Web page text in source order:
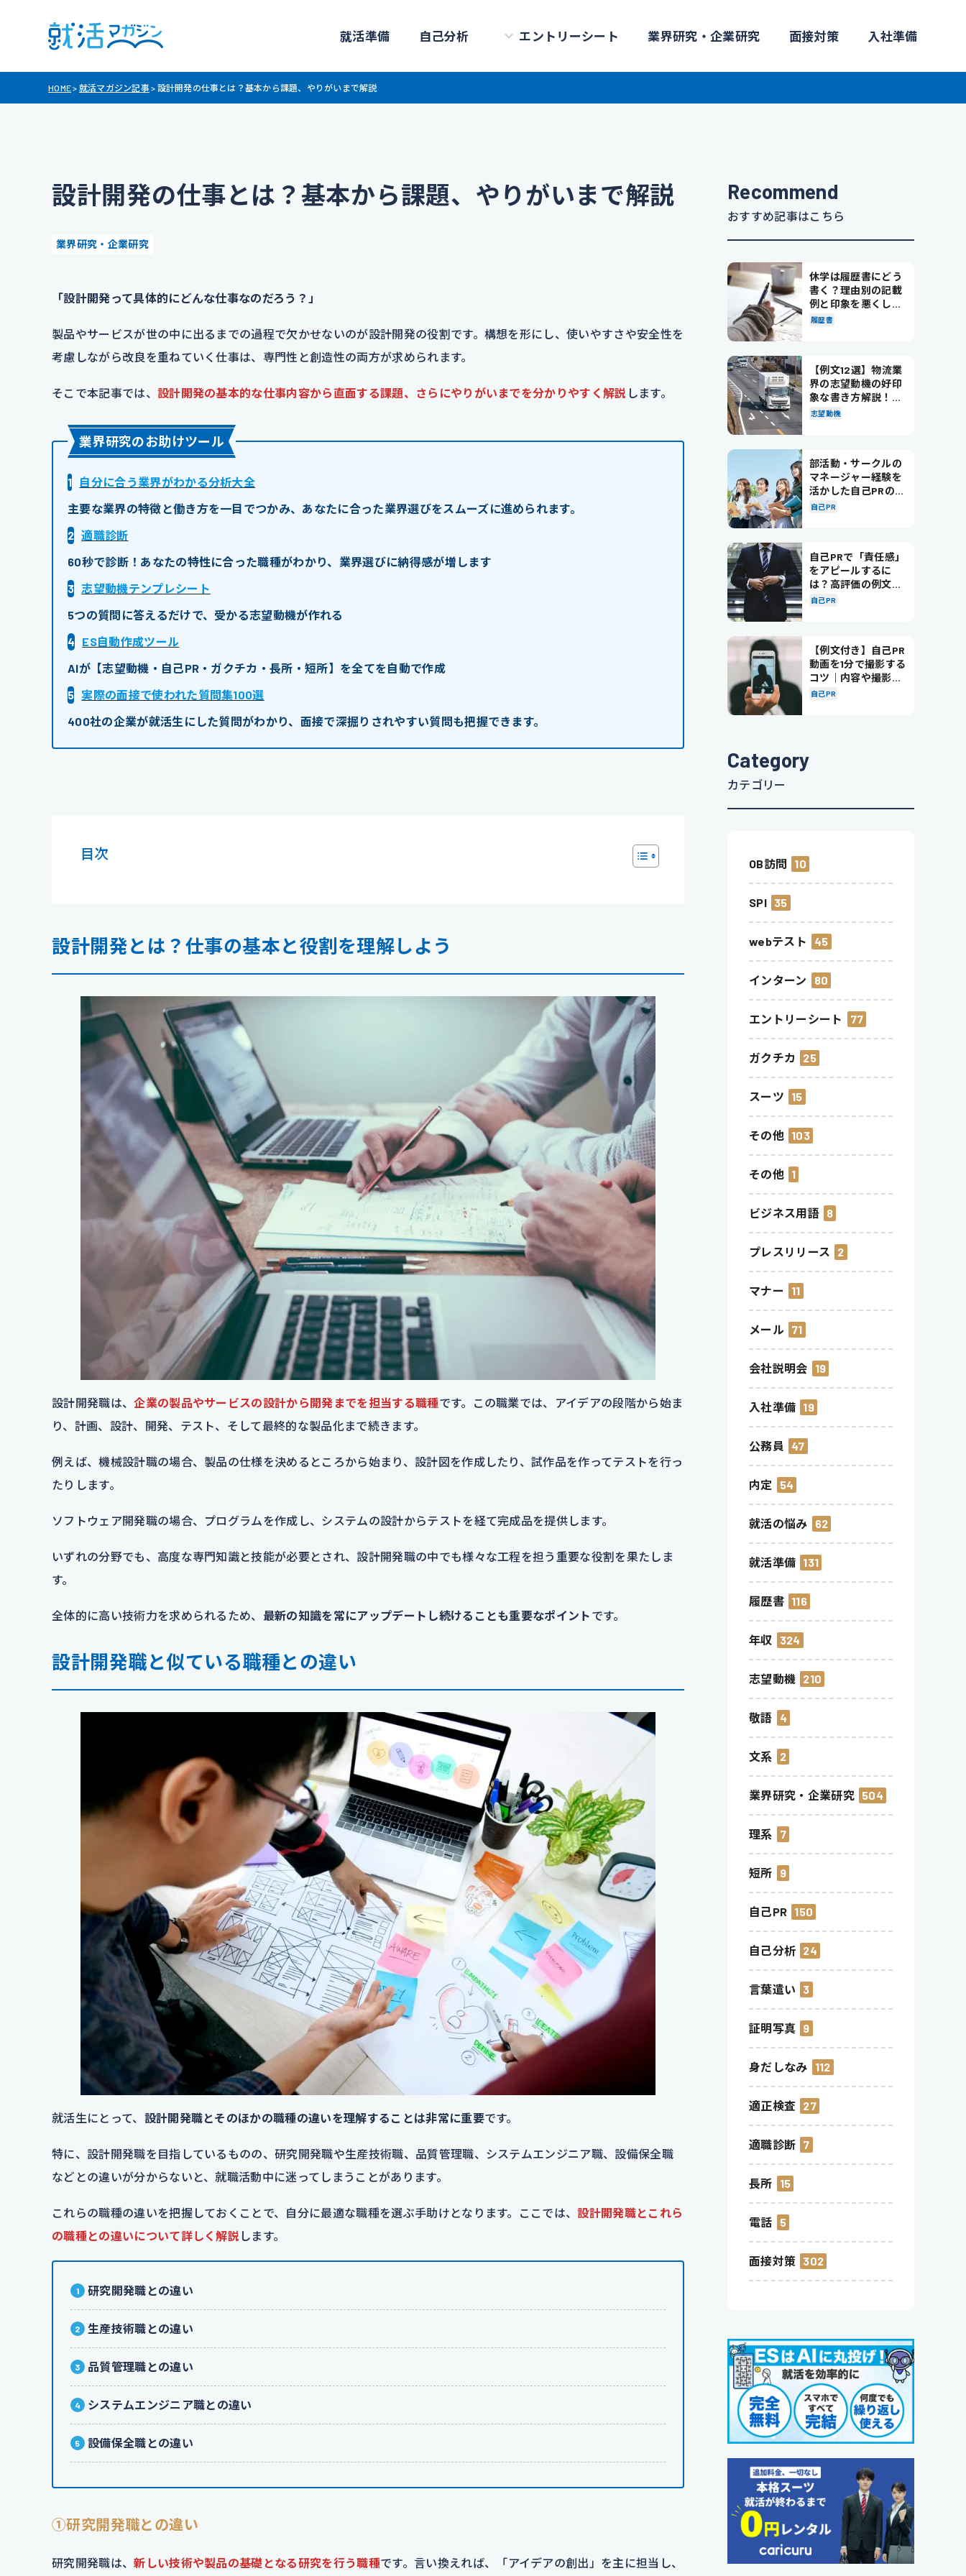
就活準備 自己分析 エントリーシート 業界研究・企業研究 面接対策 入社準備
HOME> 就活マガジン記事 > 設計開発の仕事とは？基本から課題、やりがいまで解説
設計開発の仕事とは？基本から課題、やりがいまで解説
業界研究・企業研究
「設計開発って具体的にどんな仕事なのだろう？」
製品やサービスが世の中に出るまでの過程で欠かせないのが設計開発の役割です。構想を形にし、使いやすさや安全性を
考慮しながら改良を重ねていく仕事は、専門性と創造性の両方が求められます。
そこで本記事では、 設計開発の基本的な仕事内容から直面する課題、さらにやりがいまでを分かりやすく解説 します。
業界研究のお助けツール
1
自分に合う業界がわかる分析大全
主要な業界の特徴と働き方を一目でつかみ、あなたに合った業界選びをスムーズに進められます。
2 適職診断
60秒で診断！あなたの特性に合った職種がわかり、業界選びに納得感が増します
3 志望動機テンプレシート
5つの質問に答えるだけで、受かる志望動機が作れる
4
ES自動作成ツール
AIが【志望動機・自己PR・ガクチカ・長所・短所】を全てを自動で作成
5 実際の面接で使われた質問集100選
400社の企業が就活生にした質問がわかり、面接で深掘りされやすい質問も把握できます。
目次
設計開発とは？仕事の基本と役割を理解しよう
設計開発職は、企業の製品やサービスの設計から開発までを担当する職種です。この職業では、アイデアの段階から始ま
り、計画、設計、開発、テスト、そして最終的な製品化まで続きます。
例えば、機械設計職の場合、製品の仕様を決めるところから始まり、設計図を作成したり、試作品を作ってテストを行っ
たりします。
ソフトウェア開発職の場合、プログラムを作成し、システムの設計からテストを経て完成品を提供します。
いずれの分野でも、高度な専門知識と技能が必要とされ、設計開発職の中でも様々な工程を担う重要な役割を果たしま
す。
全体的に高い技術力を求められるため、 最新の知識を常にアップデートし続けることも重要なポイント です。
設計開発職と似ている職種との違い
就活生にとって、 設計開発職とそのほかの職種の違いを理解することは非常に重要です。
特に、設計開発職を目指しているものの、研究開発職や生産技術職、品質管理職、システムエンジニア職、設備保全職
などとの違いが分からないと、就職活動中に迷ってしまうことがあります。
これらの職種の違いを把握しておくことで、自分に最適な職種を選ぶ手助けとなります。ここでは、設計開発職とこれら
の職種との違いについて詳しく解説 します。
研究開発職との違い
生産技術職との違い
品質管理職との違い
システムエンジニア職との違い
設備保全職との違い
①研究開発職との違い
研究開発職は、新しい技術や製品の基礎となる研究を行う職種です。言い換えれば、「アイデアの創出」を主に担当し、
Recommend
おすすめ記事はこちら
休学は履歴書にどう
書く？理由別の記載
例と印象を悪くしな
い書き方を解説
履歴書
【例文12選】物流業
界の志望動機の好印
象な書き方解説！パ
ターン別の例文も紹
志望動機
部活動・サークルの
マネージャー経験を
活かした自己PRの書
き方を徹底解説！
自己PR
自己PRで「責任感」
をアピールするに
は？高評価の例文も
紹介！
自己PR
【例文付き】自己PR
動画を1分で撮影する
コツ｜内容や撮影の
ポイントも解説
自己PR
Category
カテゴリー
OB訪問 10
SPI 35
webテスト 45
インターン 80
エントリーシート 77
ガクチカ 25
スーツ 15
その他 103
その他 1
ビジネス用語 8
プレスリリース 2
マナー 11
メール 71
会社説明会 19
入社準備 19
公務員 47
内定 54
就活の悩み 62
就活準備 131
履歴書 116
年収 324
志望動機 210
敬語 4
文系 2
業界研究・企業研究 504
理系 7
短所 9
自己PR 150
自己分析 24
言葉遣い 3
証明写真 9
身だしなみ 112
適正検査 27
適職診断 7
長所 15
電話 5
面接対策 302